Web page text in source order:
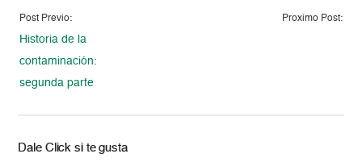
Post Previo:
Historia de la
contaminación:
segunda parte
Proximo Post:
Dale Click si te gusta